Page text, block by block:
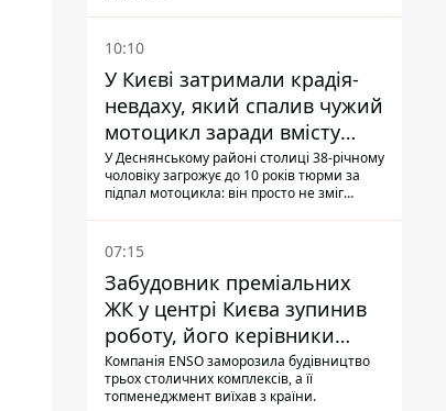
10:10
У Києві затримали крадія-
невдаху, який спалив чужий
мотоцикл заради вмісту
багажника
У Деснянському районі столиці 38-річному
чоловіку загрожує до 10 років тюрми за
підпал мотоцикла: він просто не зміг
07:15
Забудовник преміальних
ЖК у центрі Києва зупинив
роботу, його керівники
втекли з України - Bihus.info
Компанія ENSO заморозила будівництво
трьох столичних комплексів, а її
топменеджмент виїхав з країни.